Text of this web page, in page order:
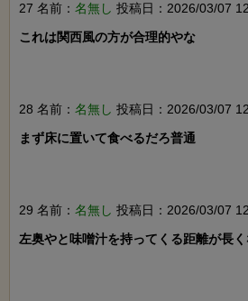
27 名前： 名無し 投稿日：2026/03/07
これは関西風の方が合理的やな
28 名前： 名無し 投稿日：2026/03/07
まず床に置いて食べるだろ普通
29 名前： 名無し 投稿日：2026/03/07
左奥やと味噌汁を持ってくる距離が長